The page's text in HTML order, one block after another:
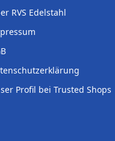
RVS Edelstahl
Profil bei Trusted Shops